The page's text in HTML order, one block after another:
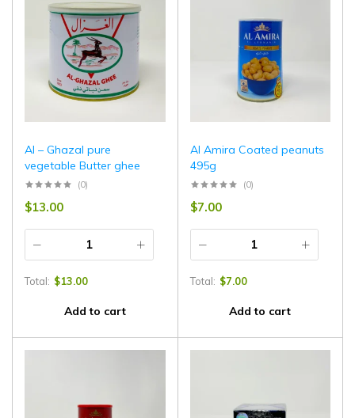
Al – Ghazal pure
vegetable Butter ghee
(0)
$13.00
Total: $13.00
Add to cart
Al Amira Coated peanuts
495g
(0)
$7.00
Total: $7.00
Add to cart